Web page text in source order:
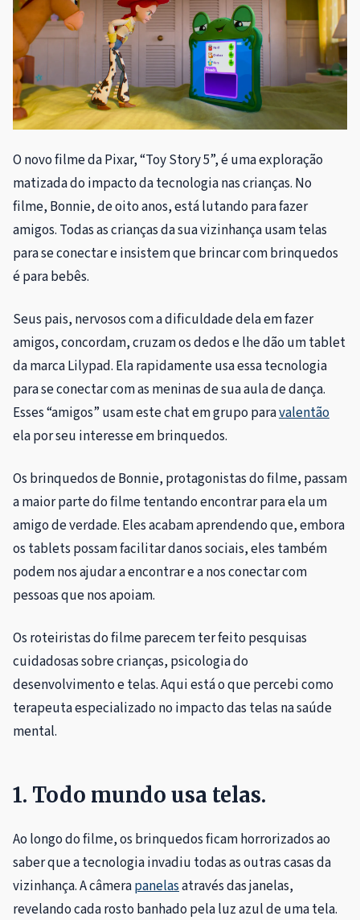
O novo filme da Pixar, “Toy Story 5”, é uma exploração
matizada do impacto da tecnologia nas crianças. No
filme, Bonnie, de oito anos, está lutando para fazer
amigos. Todas as crianças da sua vizinhança usam telas
para se conectar e insistem que brincar com brinquedos
é para bebês.
Seus pais, nervosos com a dificuldade dela em fazer
amigos, concordam, cruzam os dedos e lhe dão um tablet
da marca Lilypad. Ela rapidamente usa essa tecnologia
para se conectar com as meninas de sua aula de dança.
Esses “amigos” usam este chat em grupo paravalentão
ela por seu interesse em brinquedos.
Os brinquedos de Bonnie, protagonistas do filme, passam
a maior parte do filme tentando encontrar para ela um
amigo de verdade. Eles acabam aprendendo que, embora
os tablets possam facilitar danos sociais, eles também
podem nos ajudar a encontrar e a nos conectar com
pessoas que nos apoiam.
Os roteiristas do filme parecem ter feito pesquisas
cuidadosas sobre crianças, psicologia do
desenvolvimento e telas. Aqui está o que percebi como
terapeuta especializado no impacto das telas na saúde
mental.
1. Todo mundo usa telas.
Ao longo do filme, os brinquedos ficam horrorizados ao
saber que a tecnologia invadiu todas as outras casas da
vizinhança. A câmerapanelasatravés das janelas,
revelando cada rosto banhado pela luz azul de uma tela.